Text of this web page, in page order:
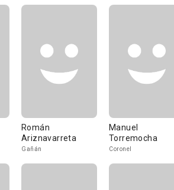
Román
Ariznavarreta
Gañán
Manuel
Torremocha
Coronel